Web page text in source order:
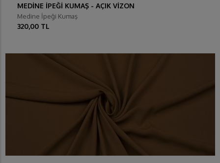
MEDİNE İPEĞİ KUMAŞ - AÇIK VİZON
Medine İpeği Kumaş
320,00 TL